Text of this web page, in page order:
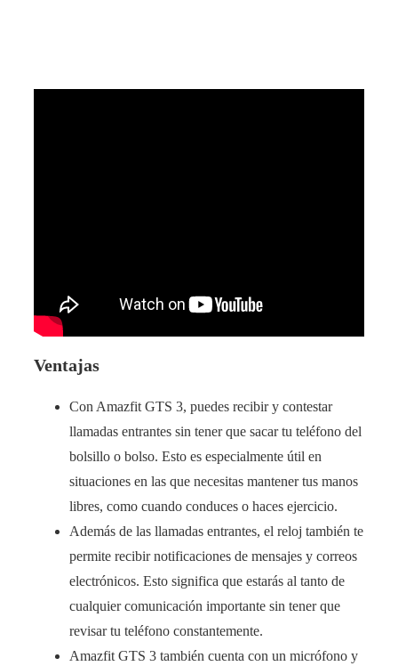
Ventajas
Con Amazfit GTS 3, puedes recibir y contestar
llamadas entrantes sin tener que sacar tu teléfono del
bolsillo o bolso. Esto es especialmente útil en
situaciones en las que necesitas mantener tus manos
libres, como cuando conduces o haces ejercicio.
Además de las llamadas entrantes, el reloj también te
permite recibir notificaciones de mensajes y correos
electrónicos. Esto significa que estarás al tanto de
cualquier comunicación importante sin tener que
revisar tu teléfono constantemente.
Amazfit GTS 3 también cuenta con un micrófono y